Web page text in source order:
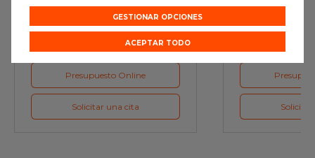
vehículo según detalla el
fabricante.
Presupuesto Online
Solicitar una cita
GESTIONAR OPCIONES
ACEPTAR TODO